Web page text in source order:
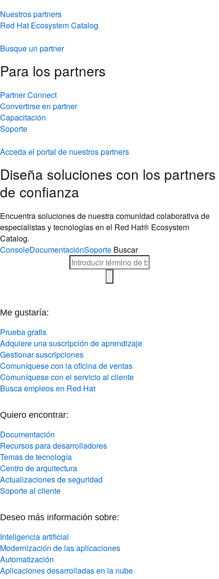
Nuestros partners
Red Hat Ecosystem Catalog
Busque un partner
Para los partners
Partner Connect
Convertirse en partner
Capacitación
Soporte
Acceda el portal de nuestros partners
Diseña soluciones con los partners
de confianza
Encuentra soluciones de nuestra comunidad colaborativa de
especialistas y tecnologías en el Red Hat® Ecosystem
Catalog.
ConsoleDocumentaciónSoporte Buscar
Me gustaría:
Prueba gratis
Adquiere una suscripción de aprendizaje
Gestionar suscripciones
Comuníquese con la oficina de ventas
Comuníquese con el servicio al cliente
Busca empleos en Red Hat
Quiero encontrar:
Documentación
Recursos para desarrolladores
Temas de tecnología
Centro de arquitectura
Actualizaciones de seguridad
Soporte al cliente
Deseo más información sobre:
Inteligencia artificial
Modernización de las aplicaciones
Automatización
Aplicaciones desarrolladas en la nube